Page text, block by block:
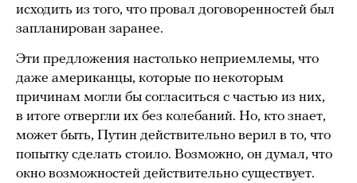
исходить из того, что провал договоренностей был
запланирован заранее.
Эти предложения настолько неприемлемы, что
даже американцы, которые по некоторым
причинам могли бы согласиться с частью из них,
в итоге отвергли их без колебаний. Но, кто знает,
может быть, Путин действительно верил в то, что
попытку сделать стоило. Возможно, он думал, что
окно возможностей действительно существует.